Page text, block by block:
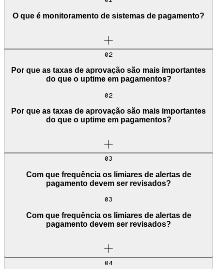
O que é monitoramento de sistemas de pagamento?
02
Por que as taxas de aprovação são mais importantes
do que o uptime em pagamentos?
02
Por que as taxas de aprovação são mais importantes
do que o uptime em pagamentos?
03
Com que frequência os limiares de alertas de
pagamento devem ser revisados?
03
Com que frequência os limiares de alertas de
pagamento devem ser revisados?
04